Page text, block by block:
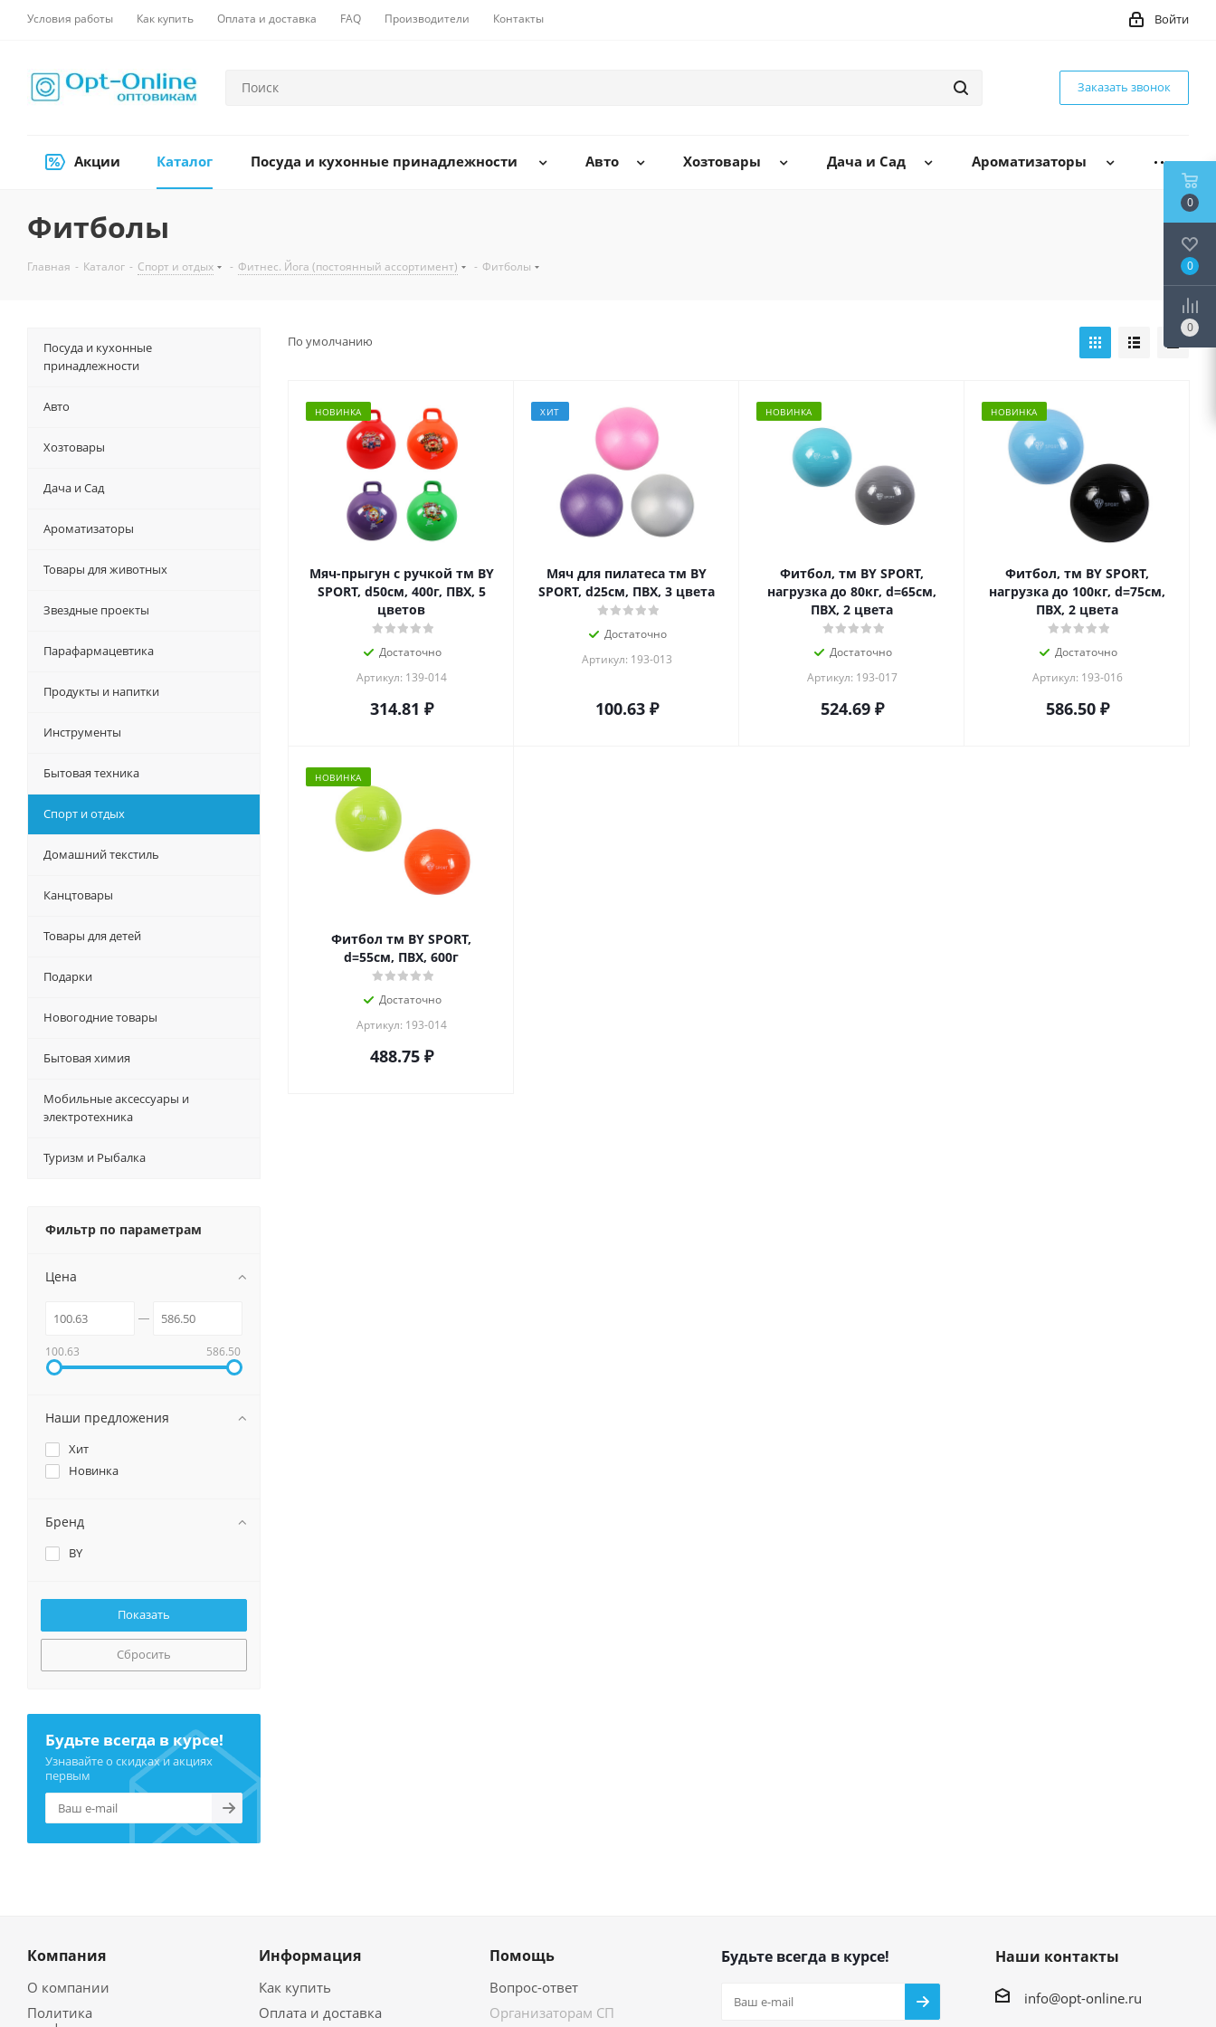
Условия работы Как купить Оплата и доставка FAQ Производители Контакты Войти
Заказать звонок
Акции Каталог Посуда и кухонные принадлежности Авто Хозтовары Дача и Сад Ароматизаторы
Фитболы
Главная - Каталог - Спорт и отдых - Фитнес. Йога (постоянный ассортимент) - Фитболы
По умолчанию
НОВИНКА
Мяч-прыгун с ручкой тм BY
SPORT, d50см, 400г, ПВХ, 5
цветов
Достаточно
Артикул: 139-014
314.81 ₽
ХИТ
Мяч для пилатеса тм BY
SPORT, d25см, ПВХ, 3 цвета
Достаточно
Артикул: 193-013
100.63₽
НОВИНКА
Фитбол, тм BY SPORT,
нагрузка до 80кг, d=65см,
ПВХ, 2 цвета
Достаточно
Артикул: 193-017
524.69₽
НОВИНКА
Фитбол, тм BY SPORT,
нагрузка до 100кг, d=75см,
ПВХ, 2 цвета
Достаточно
Артикул: 193-016
586.50₽
НОВИНКА
Фитбол тм BY SPORT,
d=55см, ПВХ, 600г
Достаточно
Артикул: 193-014
488.75₽
Посуда и кухонные
принадлежности
Авто
Хозтовары
Дача и Сад
Ароматизаторы
Товары для животных
Звездные проекты
Парафармацевтика
Продукты и напитки
Инструменты
Бытовая техника
Спорт и отдых
Домашний текстиль
Канцтовары
Товары для детей
Подарки
Новогодние товары
Бытовая химия
Мобильные аксессуары и
электротехника
Туризм и Рыбалка
Фильтр по параметрам
Цена
100.63 586.50
Наши предложения
Хит
Новинка
Бренд
BY
Сбросить
Будьте всегда в курсе!
Узнавайте о скидках и акциях
первым
Компания
О компании
Политика
Информация
Как купить
Оплата и доставка
Помощь
Вопрос-ответ
Организаторам СП
Будьте всегда в курсе! Наши контакты
info@opt-online.ru
0
0
0